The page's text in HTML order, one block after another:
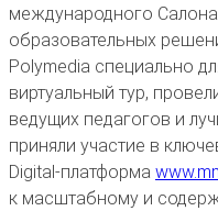
международного
образовательных
Polymedia специально
виртуальный тур,
ведущих педагогов и
приняли участие в
Digital-платформа
к масштабному и